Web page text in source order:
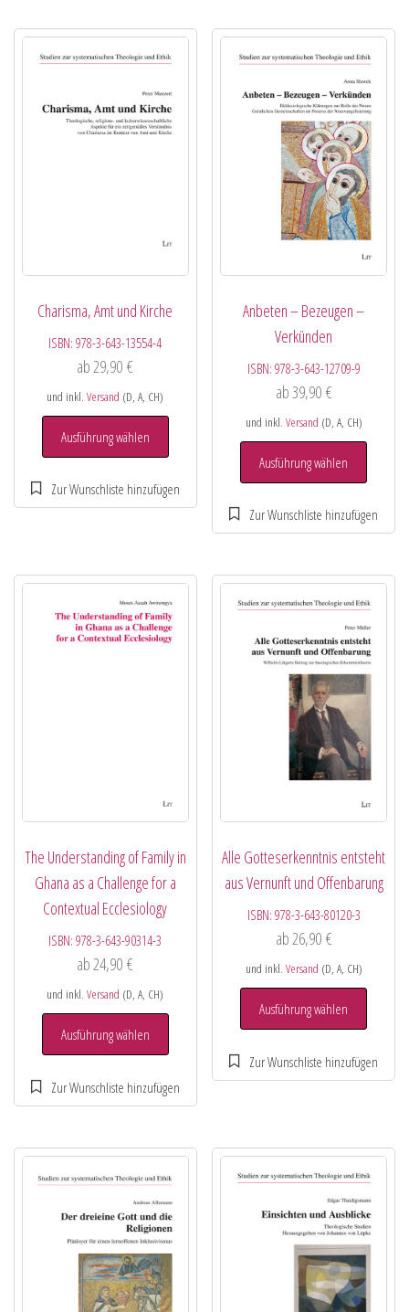
Charisma, Amt und Kirche
ISBN:978-3-643-13554-4
ab29,90€
und inkl.Versand (D, A, CH)
Ausführung wählen
Anbeten – Bezeugen –
Verkünden
ISBN: 978-3-643-12709-9
ab39,90 €
und inkl. Versand (D, A, CH)
Ausführung wählen
The Understanding of Family in
Ghana as a Challenge for a
Contextual Ecclesiology
ISBN:978-3-643-90314-3
ab24,90€
und inkl.Versand (D, A, CH)
Ausführung wählen
Alle Gotteserkenntnis entsteht
aus Vernunft und Offenbarung
ISBN: 978-3-643-80120-3
ab26,90 €
und inkl. Versand (D, A, CH)
Ausführung wählen